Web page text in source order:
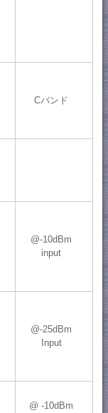
Cバンド
@-10dBm
input
@-25dBm
Input
@ -10dBm